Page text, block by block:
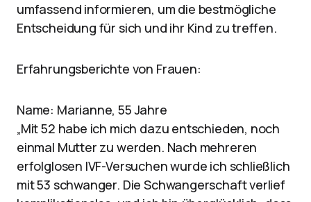
umfassend informieren, um die bestmögliche
Entscheidung für sich und ihr Kind zu treffen.
Erfahrungsberichte von Frauen:
Name: Marianne, 55 Jahre
„Mit 52 habe ich mich dazu entschieden, noch
einmal Mutter zu werden. Nach mehreren
erfolglosen IVF-Versuchen wurde ich schließlich
mit 53 schwanger. Die Schwangerschaft verlief